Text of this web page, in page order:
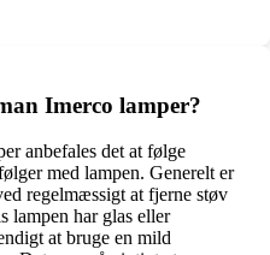
Imerco lamper?
anbefales det at følge
med lampen. Generelt er
regelmæssigt at fjerne støv
lampen har glas eller
at bruge en mild